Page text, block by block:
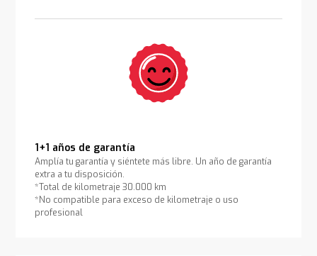
1+1 años de garantía
Amplía tu garantía y siéntete más libre. Un año de garantía
extra a tu disposición.
*Total de kilometraje 30.000 km
*No compatible para exceso de kilometraje o uso
profesional